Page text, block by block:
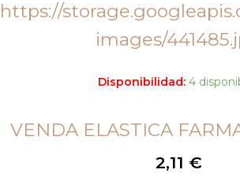
Disponibilidad: 4
VENDA ELASTICA
2,11 €